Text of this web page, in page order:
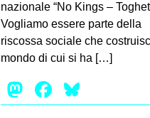
DIRITTO ALL’ABITARE
GENERI
MIGRAZIONI
PRECARIATO
REPRESSIONE
nazionale “No Kings –
Vogliamo essere parte della
riscossa sociale che
mondo di cui si ha […]
Mastodon
Facebook